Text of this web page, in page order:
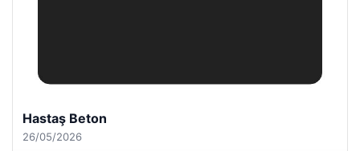
Enes Kaplan Avukatlık Bürosu
28/04/2026